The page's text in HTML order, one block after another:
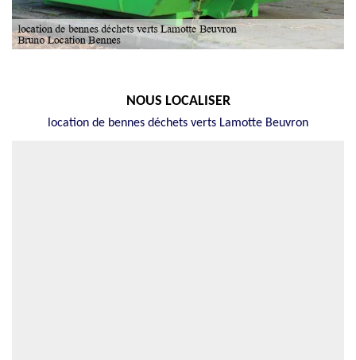
NOUS LOCALISER
location de bennes déchets verts Lamotte Beuvron